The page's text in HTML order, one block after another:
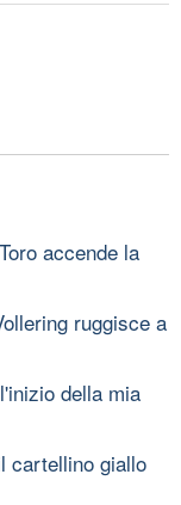
accende la
ruggisce a
della mia
cartellino giallo